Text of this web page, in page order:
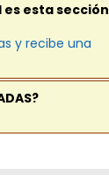
esta sección
y recibe una